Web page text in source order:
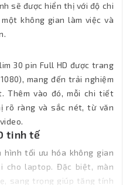
sẽ được hiển thị với độ chi
không gian làm việc và
30 pin Full HD được trang
mang đến trải nghiệm
Thêm vào đó, mỗi chi tiết
rõ ràng và sắc nét, từ văn
tinh tế
hình tối ưu hóa không gian
cho laptop. Đặc biệt, màn
sang trọng giúp tăng tính